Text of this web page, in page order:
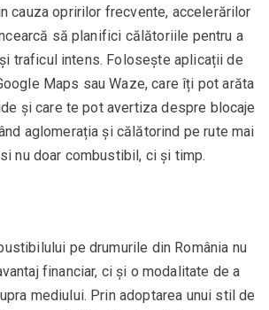
cauza opririlor frecvente, accelerărilor
să planifici călătoriile pentru a
traficul intens. Folosește aplicații de
Maps sau Waze, care îți pot arăta
și care te pot avertiza despre blocaje
aglomerația și călătorind pe rute mai
nu doar combustibil, ci și timp.
pe drumurile din România nu
financiar, ci și o modalitate de a
mediului. Prin adoptarea unui stil de